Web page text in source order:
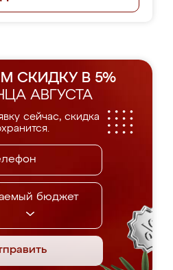
СКИДКУ В 5%
АВГУСТА
сейчас, скидка
бюджет